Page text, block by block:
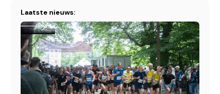
Laatste nieuws: